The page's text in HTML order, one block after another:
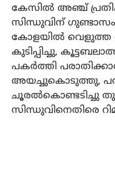
കേസില്‍ അഞ്ച്
സിന്ധുവിന്
കോളയില്‍ വെളുത്ത
കുടിപ്പിച്ചു,
പകര്‍ത്തി
അയച്ചുകൊടുത്തു,
ചൂരല്‍കൊണ്ടടിച്ചു
സിന്ധുവിനെതിരെ